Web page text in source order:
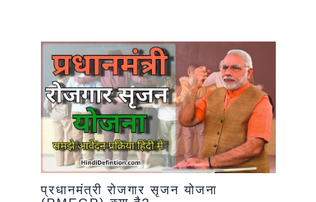
प्रधानमंत्री रोजगार सृजन योजना